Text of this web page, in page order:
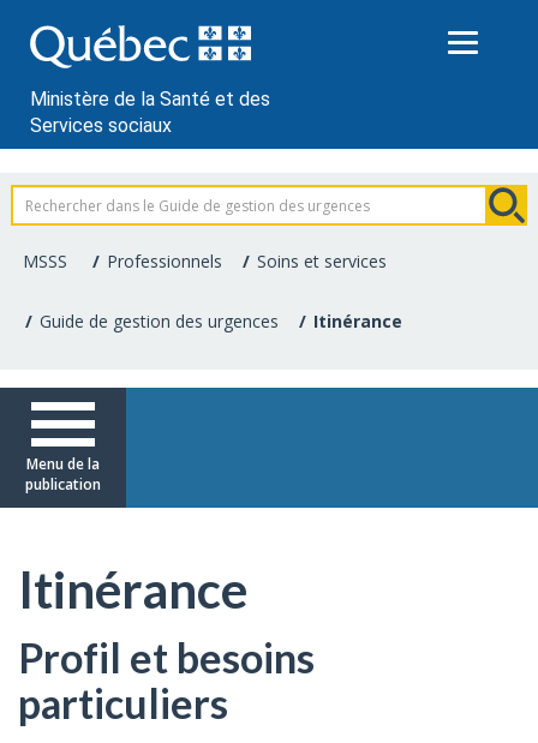
au
contenu
Ministère de la Santé et des
Services sociaux
Information
pour
les
de
la
MSSS Professionnels Soins et services
Guide de gestion des urgences Itinérance
Menu de la
publication
Itinérance
Profil et besoins
particuliers